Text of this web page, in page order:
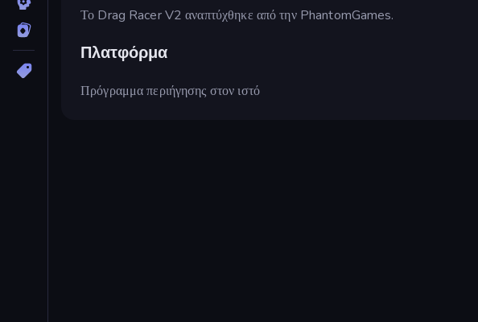
Το Drag Racer V2 αναπτύχθηκε από την PhantomGames.
Πλατφόρμα
Πρόγραμμα περιήγησης στον ιστό